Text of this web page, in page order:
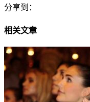
分享到：
相关文章